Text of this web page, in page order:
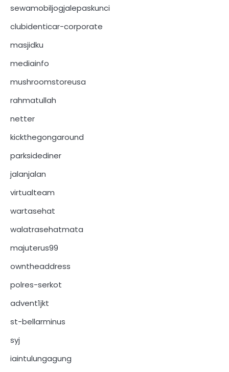
sewamobiljogjalepaskunci
clubidenticar-corporate
masjidku
mediainfo
mushroomstoreusa
rahmatullah
netter
kickthegongaround
parksidediner
jalanjalan
virtualteam
wartasehat
walatrasehatmata
majuterus99
owntheaddress
polres-serkot
advent1jkt
st-bellarminus
syj
iaintulungagung